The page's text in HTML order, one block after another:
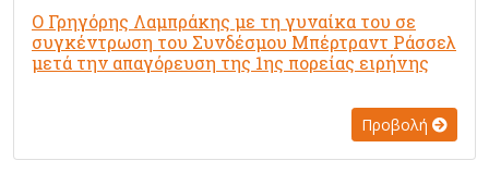
Ο Γρηγόρης Λαμπράκης με τη γυναίκα του σε
συγκέντρωση του Συνδέσμου Μπέρτραντ Ράσσελ
μετά την απαγόρευση της 1ης πορείας ειρήνης
Προβολή